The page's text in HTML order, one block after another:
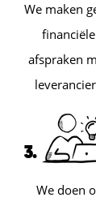
We maken
financiële
afspraken
3.
We doen